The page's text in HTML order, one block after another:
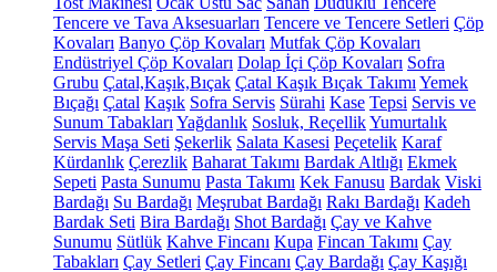
Tencere ve Tava Aksesuarları Tencere ve Tencere Setleri Çöp
Kovaları Banyo Çöp Kovaları Mutfak Çöp Kovaları
Endüstriyel Çöp Kovaları Dolap İçi Çöp Kovaları Sofra
Grubu Çatal,Kaşık,Bıçak Çatal Kaşık Bıçak Takımı Yemek
Bıçağı Çatal Kaşık Sofra Servis Sürahi Kase Tepsi Servis ve
Sunum Tabakları Yağdanlık Sosluk, ReçellikYumurtalık
Servis Maşa Seti Şekerlik Salata Kasesi Peçetelik Karaf
Kürdanlık Çerezlik Baharat Takımı Bardak Altlığı Ekmek
Sepeti Pasta Sunumu Pasta Takımı Kek Fanusu Bardak Viski
Bardağı Su Bardağı Meşrubat Bardağı Rakı Bardağı Kadeh
Bardak Seti Bira Bardağı Shot Bardağı Çay ve Kahve
Sunumu Sütlük Kahve Fincanı Kupa Fincan Takımı Çay
Tabakları Çay Setleri Çay Fincanı Çay Bardağı Çay Kaşığı